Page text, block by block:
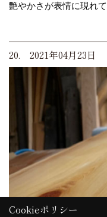
艶やかさが表情に現れて
20. 2021年04月23日
Cookieポリシー